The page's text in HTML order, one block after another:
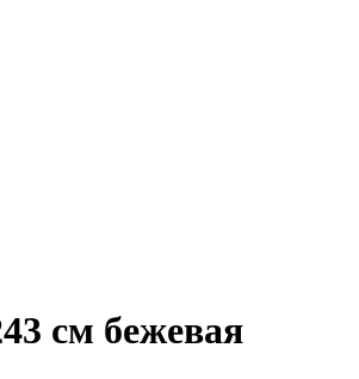
см бежевая